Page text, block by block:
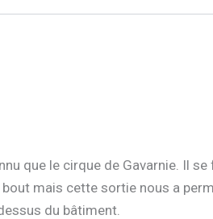
que le cirque de Gavarnie. Il
bout mais cette sortie nous a
du bâtiment.